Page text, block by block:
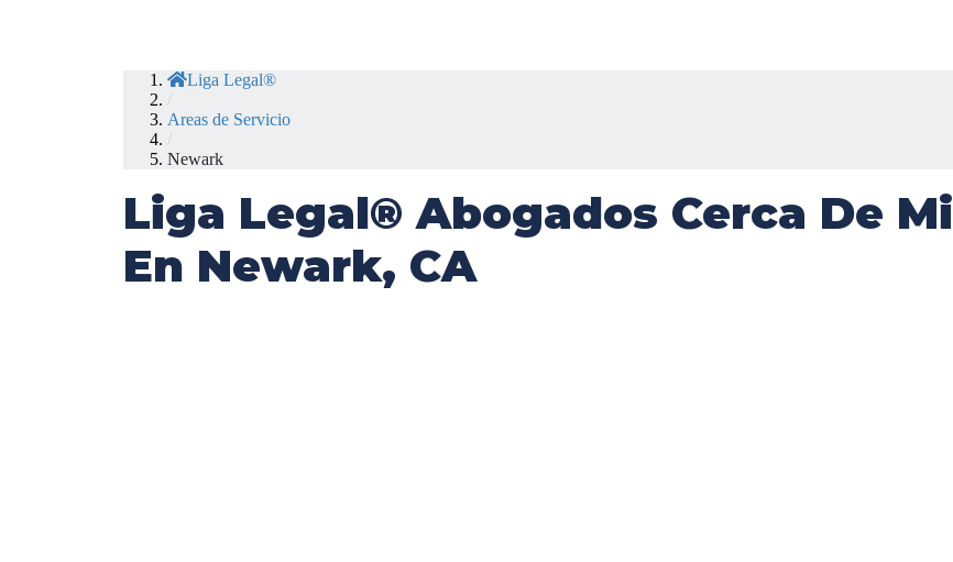
Liga Legal®
/
Areas de Servicio
/
Newark
Liga Legal® Abogados Cerca De Mi
En Newark, CA